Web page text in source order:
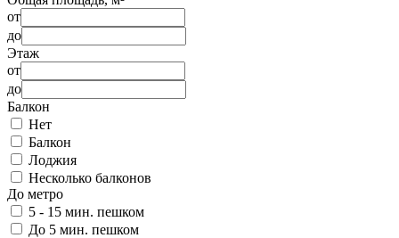
от
до
Этаж
от
до
Балкон
Нет
Балкон
Лоджия
Несколько балконов
До метро
5 - 15 мин. пешком
До 5 мин. пешком